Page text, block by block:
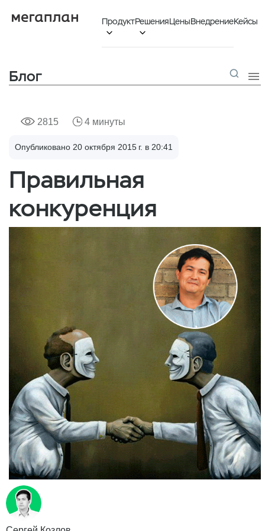
Продукт

Решения

ЦеныВнедрениеКейсы
Блог 
2815 4 минуты
Опубликовано 20 октября 2015 г. в 20:41
Правильная
конкуренция